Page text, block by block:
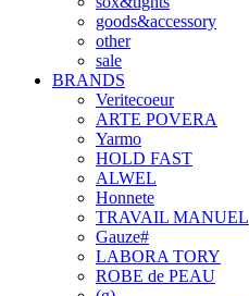
goods&accessory
other
sale
BRANDS
Veritecoeur
ARTE POVERA
Yarmo
HOLD FAST
ALWEL
Honnete
TRAVAIL MANUEL
Gauze#
LABORA TORY
ROBE de PEAU